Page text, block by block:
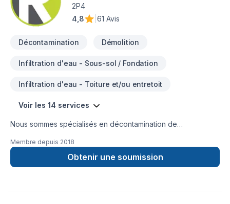
2P4
4,8
61 Avis
Décontamination Démolition
Infiltration d'eau - Sous-sol / Fondation
Infiltration d'eau - Toiture et/ou entretoit
Voir les 14 services
Nous sommes spécialisés en décontamination de
l'isolation. Nous couvrons principalement la Montérégie,
Estrie, Centre du Québec, Grand Montréal, Rive-Nord et
Lanaudière mais aussi, sur demande, dans d'autres régions
Membre depuis 2018
Obtenir une soumission